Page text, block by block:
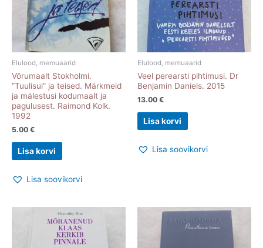
Elulood, memuaarid
Võrumaalt Stokholmi.
”Tuulisui” ja teised. Märkmeid
ja mälestusi kodumaalt ja
pagulusest. Raimond Kolk.
1992
5.00 €
Lisa korvi
Lisa soovikorvi
Elulood, memuaarid
Veel perearsti pihtimusi. Dr
Benjamin Daniels. 2015
13.00 €
Lisa korvi
Lisa soovikorvi